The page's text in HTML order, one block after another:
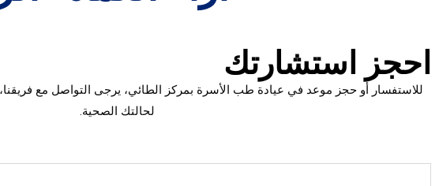
احجز استشارتك
للاستفسار أو حجز موعد في عيادة طب الأسرة بمركز الطائي، يرجى التواصل مع
لحالتك الصحية.